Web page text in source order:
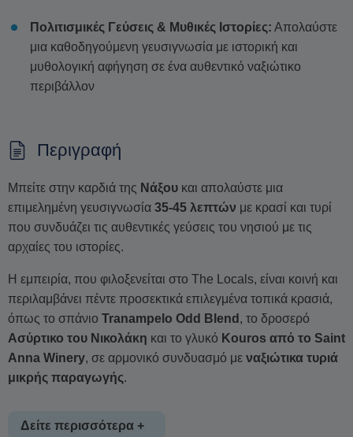
Πολιτισμικές Γεύσεις & Μυθικές Ιστορίες: Απολαύστε
μια καθοδηγούμενη γευσιγνωσία με ιστορική και
μυθολογική αφήγηση σε ένα αυθεντικό ναξιώτικο
περιβάλλον
Περιγραφή
Μπείτε στην καρδιά της Νάξου και απολαύστε μια
επιμελημένη γευσιγνωσία 35-45 λεπτών με κρασί και τυρί
που συνδυάζει τις αυθεντικές γεύσεις του νησιού με τις
αρχαίες του ιστορίες.
Η εμπειρία, που φιλοξενείται στο The Locals, είναι κοινή και
περιλαμβάνει πέντε προσεκτικά επιλεγμένα τοπικά κρασιά,
όπως το σπάνιο Tranampelo Odd Blend , το δροσερό
Ασύρτικο του Νικολάκη και το γλυκό Kouros από το Saint
Anna Winery, σε αρμονικό συνδυασμό με ναξιώτικα τυριά
μικρής παραγωγής.
Δείτε περισσότερα +